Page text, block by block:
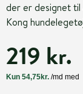
der er designet
Kong
219 kr.